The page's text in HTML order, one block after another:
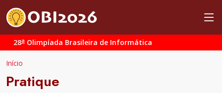
28a Olimpíada Brasileira de Informática
Início
Pratique